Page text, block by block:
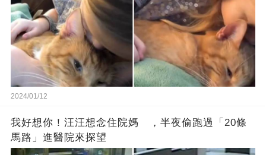
2024/01/12
我好想你！汪汪想念住院媽 ，半夜偷跑過「20條
馬路」進醫院來探望